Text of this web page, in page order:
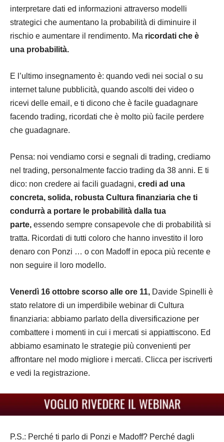
interpretare dati ed informazioni attraverso modelli
strategici che aumentano la probabilità di diminuire il
rischio e aumentare il rendimento. Ma ricordati che è
una probabilità.
E l’ultimo insegnamento è: quando vedi nei social o su
internettalune pubblicità, quando ascolti dei video o
ricevi delle email , e ti dicono che è facile guadagnare
facendo trading, ricordati che è molto più facile perdere
che guadagnare.
Pensa: noi vendiamo corsi e segnali di trading, crediamo
nel trading, personalmente faccio trading da 38 anni. E ti
dico: non credere ai facili guadagni, credi ad una
concreta, solida, robusta Cultura finanziaria che ti
condurrà a portare le probabilità dalla tua
parte, essendo sempre consapevole che di probabilità si
tratta. Ricordati di tutti coloro che hanno investito il loro
denaro con Ponzi … o con Madoff in epoca più recente e
non seguire il loro modello.
Venerdì 16 ottobre scorso alle ore 11, Davide Spinelli è
stato relatore di un imperdibile webinar di Cultura
finanziaria: abbiamo parlato della diversificazione per
combattere i momenti in cui i mercati si appiattiscono. Ed
abbiamo esaminato le strategie più convenienti per
affrontare nel modo migliore i mercati. Clicca per iscriverti
e vedi la registrazione.
P.S.: Perché ti parlo di Ponzi e Madoff? Perché dagli